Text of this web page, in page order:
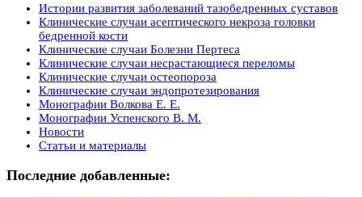
Истории развития заболеваний тазобедренных суставов
Клинические случаи асептического некроза головки
бедренной кости
Клинические случаи Болезни Пертеса
Клинические случаи несрастающиеся переломы
Клинические случаи остеопороза
Клинические случаи эндопротезирования
Монографии Волкова Е. Е.
Монографии Успенского В. М.
Новости
Статьи и материалы
Последние добавленные: